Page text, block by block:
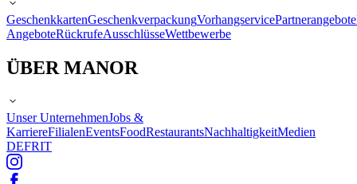
GeschenkkartenGeschenkverpackungVorhangservicePartnerangebote
AngeboteRückrufeAusschlüsseWettbewerbe
ÜBER MANOR
Unser UnternehmenJobs &
KarriereFilialenEventsFoodRestaurantsNachhaltigkeitMedien
DEFRIT